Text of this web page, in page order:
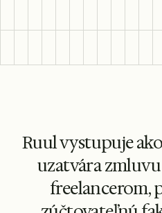
Ruul vystupuje
uzatvára
freelancerom,